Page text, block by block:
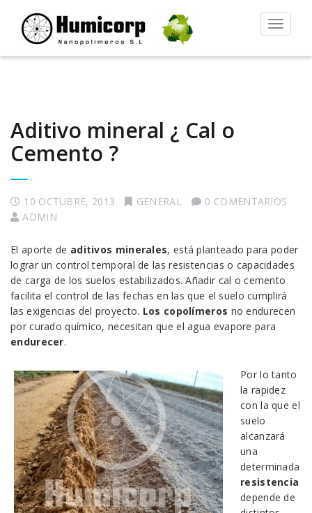
Alternar
Aditivo mineral ¿ Cal o
Cemento ?
10 OCTUBRE, 2013 GENERAL
0 COMENTARIOS
ADMIN
El aporte de aditivos minerales, está planteado para poder
lograr un control temporal de las resistencias o capacidades
de carga de los suelos estabilizados. Añadir cal o cemento
facilita el control de las fechas en las que el suelo cumplirá
las exigencias del proyecto. Los copolímeros no endurecen
por curado químico, necesitan que el agua evapore para
endurecer.
Por lo tanto
la rapidez
con la que el
suelo
alcanzará
una
determinada
resistencia
depende de